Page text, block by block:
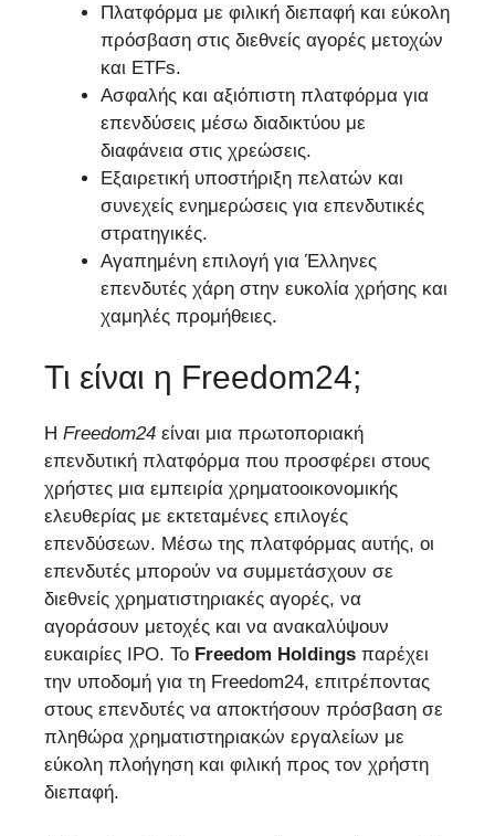
Πλατφόρμα με φιλική διεπαφή και εύκολη
πρόσβαση στις διεθνείς αγορές μετοχών
και ETFs.
Ασφαλής και αξιόπιστη πλατφόρμα για
επενδύσεις μέσω διαδικτύου με
διαφάνεια στις χρεώσεις.
Εξαιρετική υποστήριξη πελατών και
συνεχείς ενημερώσεις για επενδυτικές
στρατηγικές.
Αγαπημένη επιλογή για Έλληνες
επενδυτές χάρη στην ευκολία χρήσης και
χαμηλές προμήθειες.
Τι είναι η Freedom24;
Η Freedom24 είναι μια πρωτοποριακή
επενδυτική πλατφόρμα που προσφέρει στους
χρήστες μια εμπειρία χρηματοοικονομικής
ελευθερίας με εκτεταμένες επιλογές
επενδύσεων. Μέσω της πλατφόρμας αυτής, οι
επενδυτές μπορούν να συμμετάσχουν σε
διεθνείς χρηματιστηριακές αγορές, να
αγοράσουν μετοχές και να ανακαλύψουν
ευκαιρίες IPO. Το Freedom Holdings παρέχει
την υποδομή για τη Freedom24, επιτρέποντας
στους επενδυτές να αποκτήσουν πρόσβαση σε
πληθώρα χρηματιστηριακών εργαλείων με
εύκολη πλοήγηση και φιλική προς τον χρήστη
διεπαφή.